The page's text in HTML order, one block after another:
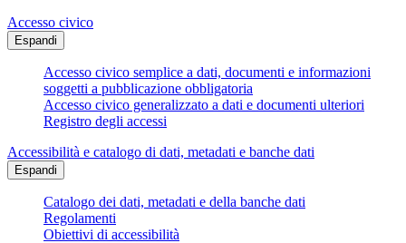
Accesso civico
Espandi
Accesso civico semplice a dati, documenti e informazioni
soggetti a pubblicazione obbligatoria
Accesso civico generalizzato a dati e documenti ulteriori
Registro degli accessi
Accessibilità e catalogo di dati, metadati e banche dati
Espandi
Catalogo dei dati, metadati e della banche dati
Regolamenti
Obiettivi di accessibilità